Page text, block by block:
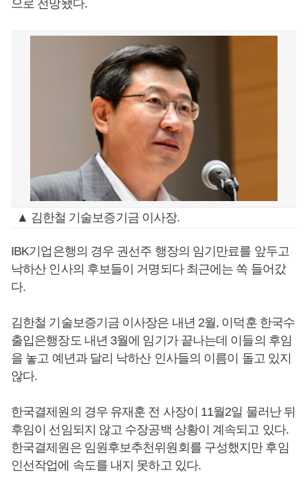
으로 전망됐다.
▲ 김한철 기술보증기금 이사장.
IBK기업은행의 경우 권선주 행장의 임기만료를 앞두고
낙하산 인사의 후보들이 거명되다 최근에는 쏙 들어갔
다.
김한철 기술보증기금 이사장은 내년 2월, 이덕훈 한국수
출입은행장도 내년 3월에 임기가 끝나는데 이들의 후임
을 놓고 예년과 달리 낙하산 인사들의 이름이 돌고 있지
않다.
한국결제원의 경우 유재훈 전 사장이 11월2일 물러난 뒤
후임이 선임되지 않고 수장공백 상황이 계속되고 있다.
한국결제원은 임원후보추천위원회를 구성했지만 후임
인선작업에 속도를 내지 못하고 있다.